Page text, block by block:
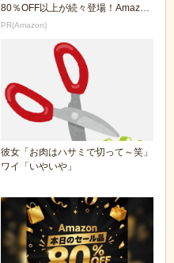
80％OFF以上が続々登場！Amazon
の本気が...
PR(Amazon)
彼女「お肉はハサミで切って～笑」
ワイ「いやいや」